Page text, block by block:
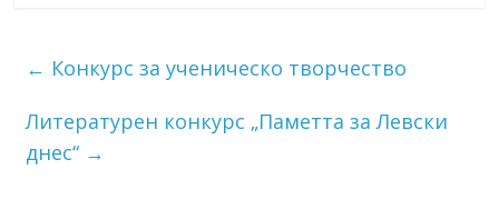
← Конкурс за ученическо творчество
Литературен конкурс „Паметта за Левски
днес“ →